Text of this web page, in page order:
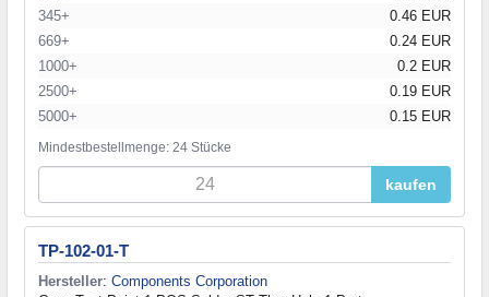
345+
0.46 EUR
669+
0.24 EUR
1000+
0.2 EUR
2500+
0.19 EUR
5000+
0.15 EUR
Mindestbestellmenge: 24 Stücke
kaufen
TP-102-01-T
Hersteller: Components Corporation